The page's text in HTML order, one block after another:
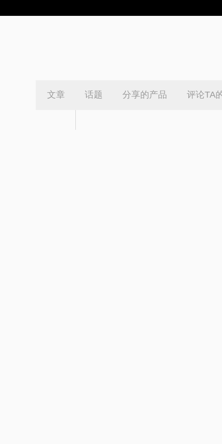
文章 话题 分享的产品 评论TA